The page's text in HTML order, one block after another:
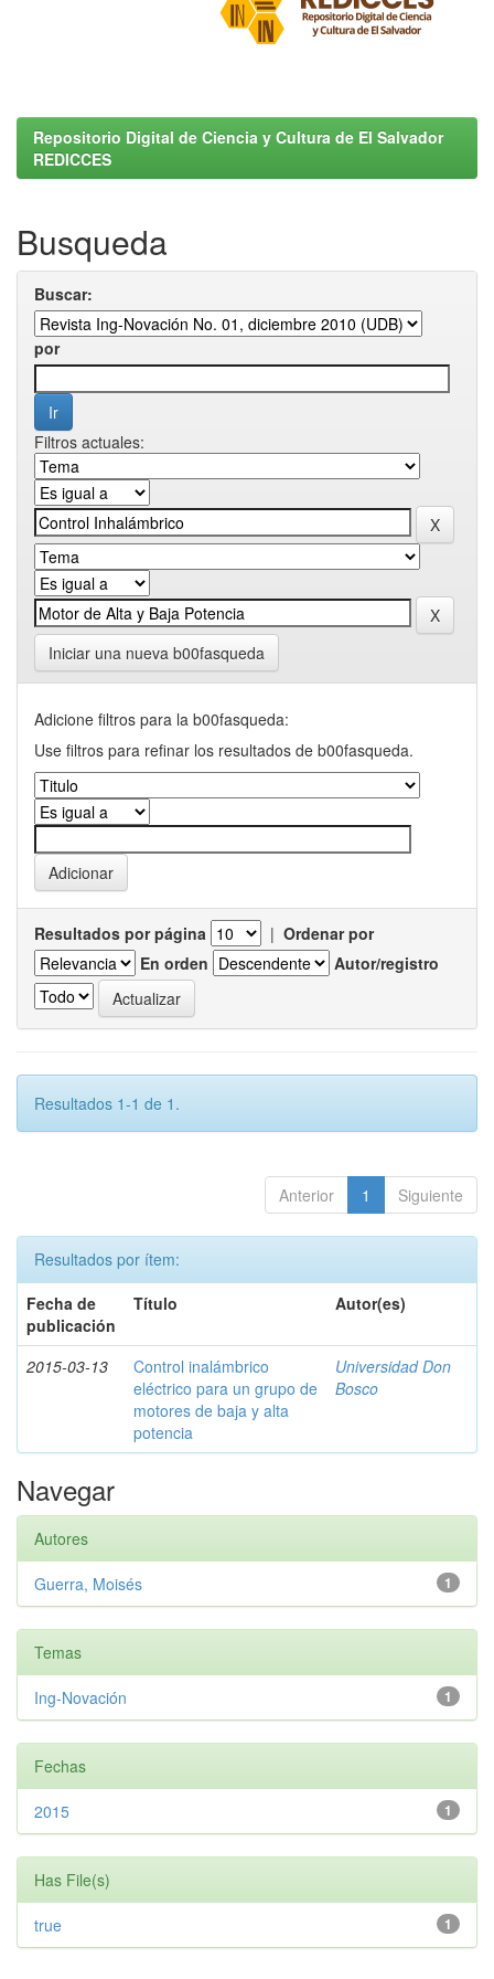
Repositorio Digital de Ciencia y Cultura de El Salvador
REDICCES
Busqueda
Buscar:
por
Filtros actuales:
Iniciar una nueva b00fasqueda
Adicione filtros para la b00fasqueda:
Use filtros para refinar los resultados de b00fasqueda.
Resultados por página | Ordenar por
En orden
Autor/registro
Resultados 1-1 de 1.
Anterior 1 Siguiente
Resultados por ítem:
Fecha de
publicación
Título Autor(es)
2015-03-13
Control inalámbrico
eléctrico para un grupo de
motores de baja y alta
potencia
Universidad Don
Bosco
Navegar
Autores
1
Guerra, Moisés
Temas
1
Ing-Novación
Fechas
1
2015
Has File(s)
1
true